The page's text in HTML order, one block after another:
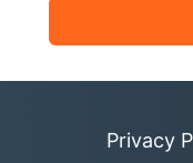
Privacy